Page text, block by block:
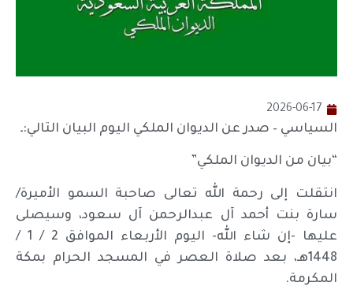
2026-06-17
السياسي – صدر عن الديوان الملكي اليوم البيان التالي:ـ
“بيان من الديوان الملكي”
انتقلت إلى رحمة الله تعالى صاحبة السمو الأميرة/
سارة بنت أحمد آل عبدالرحمن آل سعود، وسيصلى
عليها -إن شاء الله- اليوم الأربعاء الموافق 2 / 1 /
1448هـ، بعد صلاة العصر في المسجد الحرام بمكة
المكرمة.